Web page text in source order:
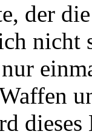
der
nicht